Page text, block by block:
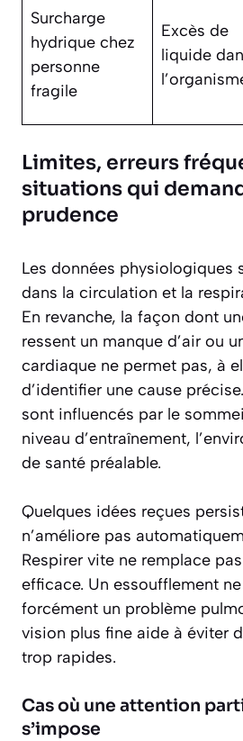
Surcharge
hydrique chez
personne
fragile
Excès de
liquide
Limites, erreurs
situations qui
prudence
Les données physiologiques
dans la circulation et la
En revanche, la façon dont
ressent un manque d’air ou
cardiaque ne permet pas, à
d’identifier une cause
sont influencés par le
niveau d’entraînement,
de santé préalable.
Quelques idées reçues
n’améliore pas
Respirer vite ne remplace
efficace. Un essoufflement
forcément un problème
vision plus fine aide à éviter
trop rapides.
Cas où une attention
s’impose